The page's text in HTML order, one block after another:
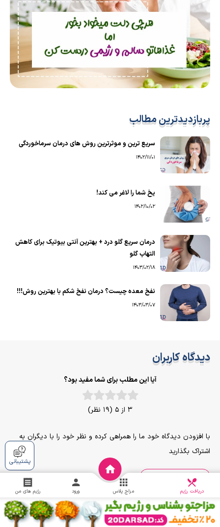
پربازدیدترین مطالب
سریع ترین و موثرترین روش های درمان سرماخوردگی
1402/11/01
یخ شما را لاغر می کند!
1402/10/02
درمان سریع گلو درد + بهترین آنتی بیوتیک برای کاهش
التهاب گلو
1403/02/18
نفخ معده چیست؟ درمان نفخ شکم با بهترین روش!!!
1403/03/07
دیدگاه کاربران
آیا این مطلب برای شما مفید بود؟
3 از 5 (19 نظر)
با افزودن دیدگاه خود ما را همراهی کرده و نظر خود را با دیگران به
اشتراک بگذارید
افزودن دیدگاه
اعظم ف 1403/06/13
پشتیبانی
دریافت رژیم مزاج پلاس ورود رژیم های من